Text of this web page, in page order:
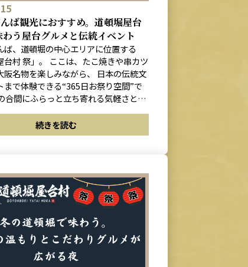
ば観光におすすめ。道頓堀屋台
う屋台グルメと伝統イベント
ば、道頓堀の中心エリアに位置する
台村 祭」。 ここは、たこ焼きや串カツ
阪名物を楽しみながら、 日本の伝統文
まで体験できる“365日お祭り空間”で
を、食と体験の両方で楽しめます。
続きを読む